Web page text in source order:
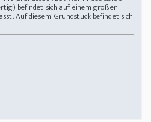
befindet sich auf einem großen
Auf diesem Grundstück befindet sich